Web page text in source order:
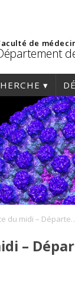
de
Conférence du midi –
–